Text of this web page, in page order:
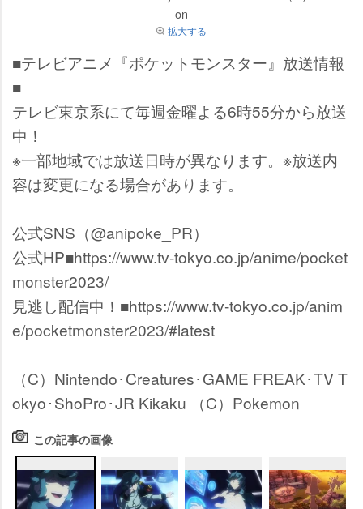
on
拡大する
■テレビアニメ『ポケットモンスター』放送情報
■
テレビ東京系にて毎週金曜よる6時55分から放送
中！
※一部地域では放送日時が異なります。※放送内
容は変更になる場合があります。
公式SNS（@anipoke_PR）
公式HP■https://www.tv-tokyo.co.jp/anime/pocket
monster2023/
見逃し配信中！■https://www.tv-tokyo.co.jp/anim
e/pocketmonster2023/#latest
（C）Nintendo･Creatures･GAME FREAK･TV T
okyo･ShoPro･JR Kikaku （C）Pokemon
この記事の画像